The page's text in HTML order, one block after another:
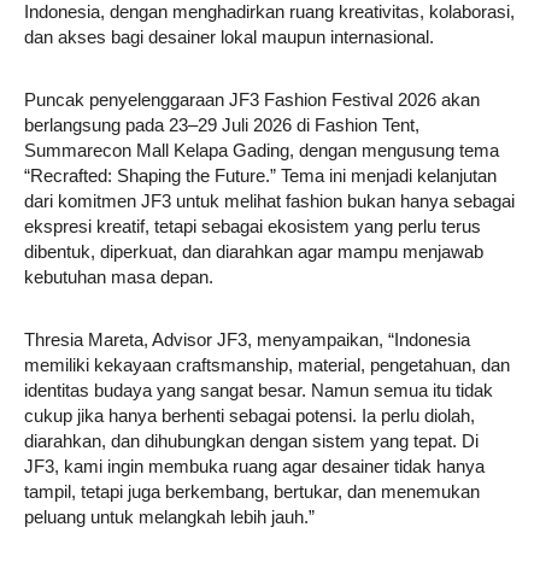
Indonesia, dengan menghadirkan ruang kreativitas, kolaborasi,
dan akses bagi desainer lokal maupun internasional.
Puncak penyelenggaraan JF3 Fashion Festival 2026 akan
berlangsung pada 23–29 Juli 2026 di Fashion Tent,
Summarecon Mall Kelapa Gading, dengan mengusung tema
“Recrafted: Shaping the Future.” Tema ini menjadi kelanjutan
dari komitmen JF3 untuk melihat fashion bukan hanya sebagai
ekspresi kreatif, tetapi sebagai ekosistem yang perlu terus
dibentuk, diperkuat, dan diarahkan agar mampu menjawab
kebutuhan masa depan.
Thresia Mareta, Advisor JF3, menyampaikan, “Indonesia
memiliki kekayaan craftsmanship, material, pengetahuan, dan
identitas budaya yang sangat besar. Namun semua itu tidak
cukup jika hanya berhenti sebagai potensi. Ia perlu diolah,
diarahkan, dan dihubungkan dengan sistem yang tepat. Di
JF3, kami ingin membuka ruang agar desainer tidak hanya
tampil, tetapi juga berkembang, bertukar, dan menemukan
peluang untuk melangkah lebih jauh.”